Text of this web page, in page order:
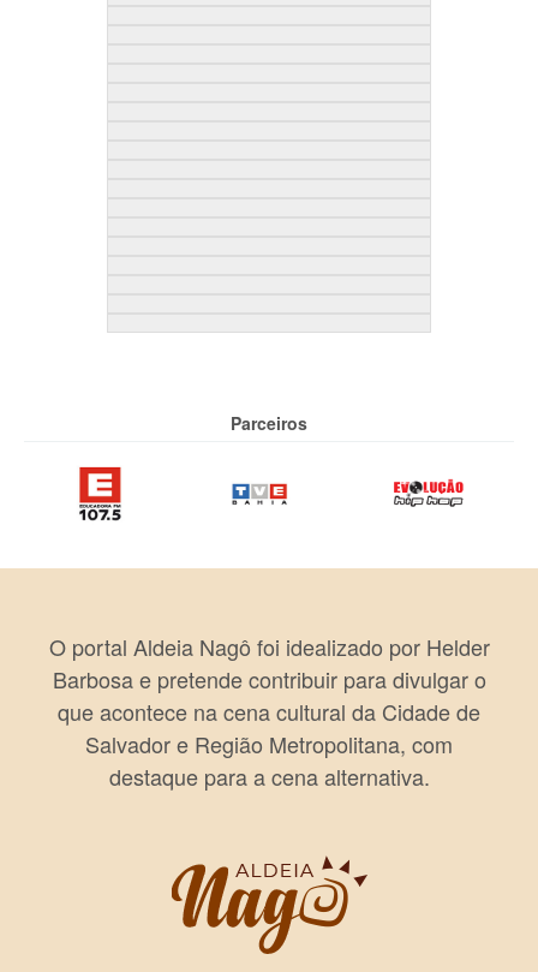
Parceiros
O portal Aldeia Nagô foi idealizado por Helder
Barbosa e pretende contribuir para divulgar o
que acontece na cena cultural da Cidade de
Salvador e Região Metropolitana, com
destaque para a cena alternativa.